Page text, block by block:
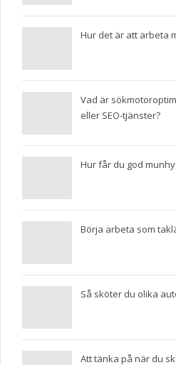
Hur det är att arbeta
Vad är
eller SEO-tjänster?
Hur får du god
Börja arbeta som
Så sköter du olika
Att tänka på när du